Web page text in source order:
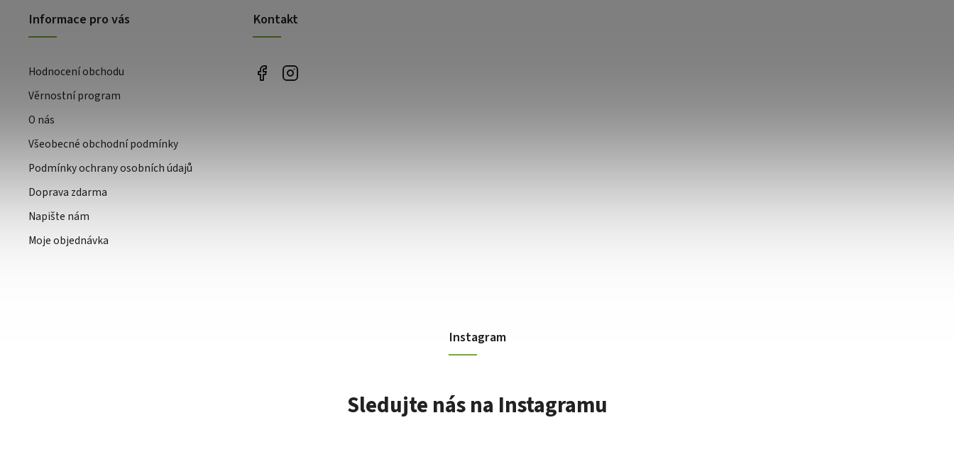
Informace pro vás
Hodnocení obchodu
Věrnostní program
O nás
Všeobecné obchodní podmínky
Podmínky ochrany osobních údajů
Doprava zdarma
Napište nám
Moje objednávka
Kontakt
Instagram
Sledujte nás na Instagramu